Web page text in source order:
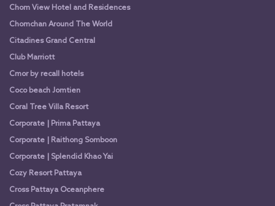
Chom View Hotel and Residences
Chomchan Around The World
Citadines Grand Central
Club Marriott
Cmor by recall hotels
Coco beach Jomtien
Coral Tree Villa Resort
Corporate | Prima Pattaya
Corporate | Raithong Somboon
Corporate | Splendid Khao Yai
Cozy Resort Pattaya
Cross Pattaya Oceanphere